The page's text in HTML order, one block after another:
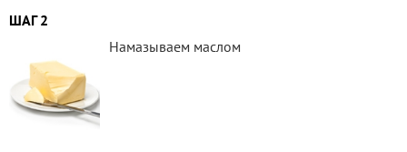
ШАГ 2
Намазываем маслом